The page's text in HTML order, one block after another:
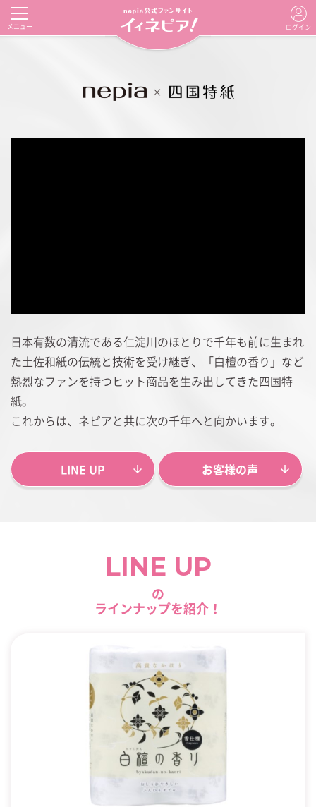
メニュー ログイン
日本有数の清流である仁淀川のほとりで千年も前に生まれ
た土佐和紙の伝統と技術を受け継ぎ、「白檀の香り」など
熱烈なファンを持つヒット商品を生み出してきた四国特
紙。
これからは、ネピアと共に次の千年へと向かいます。
LINE UP お客様の声
LINE UP
の
ラインナップを紹介！